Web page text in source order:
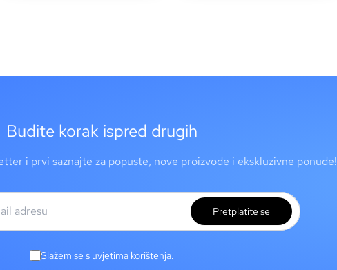
Budite korak ispred drugih
i prvi saznajte za popuste, nove proizvode i ekskluzivne ponude!
Pretplatite se
Slažem se s uvjetima korištenja.